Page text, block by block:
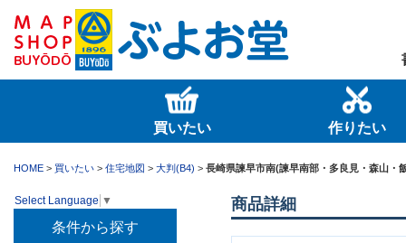
買いたい 作りたい
HOME > 買いたい > 住宅地図 > 大判(B4) > 長崎県諫早市南(諫早南部・多良見・森山・
Select Language ▼
条件から探す
商品詳細